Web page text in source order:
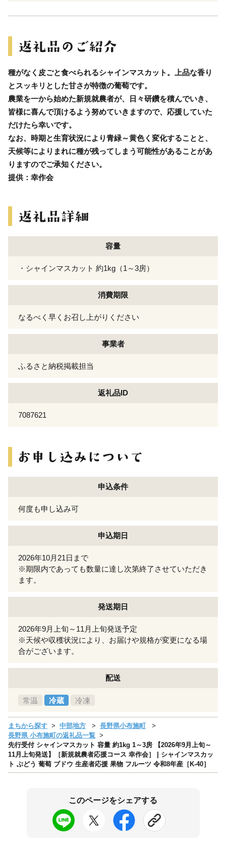
種がなく皮ごと食べられるシャインマスカット。上品な香り
とスッキリとした甘さが特徴の葡萄です。
農業を一から始めた新規就農者が、日々研鑽を積んでいき、
皆様に喜んで頂けるよう努めていきますので、応援していた
だけたら幸いです。
なお、時期と生育状況により青緑～黄色く変化することと、
天候等によりまれに種が残ってしまう可能性があることがあ
りますのでご承知ください。
提供：幸作会
容量
・シャインマスカット 約1kg（1～3房）
消費期限
なるべく早くお召し上がりください
事業者
ふるさと納税掲載担当
返礼品ID
7087621
申込条件
何度も申し込み可
申込期日
2026年10月21日まで
※期限内であっても数量に達し次第終了させていただき
ます。
発送期日
2026年9月上旬～11月上旬発送予定
※天候や収穫状況により、お届けや規格が変更になる場
合がございます。
配送
常温 冷蔵 冷凍
まちから探す 中部地方
長野県小布施町
長野県 小布施町の返礼品一覧
先行受付 シャインマスカット 容量 約1kg 1～3房 【2026年9月上旬～
11月上旬発送】［新規就農者応援コース 幸作会］ | シャインマスカッ
ト ぶどう 葡萄 ブドウ 生産者応援 果物 フルーツ 令和8年産［K-40］
このページをシェアする